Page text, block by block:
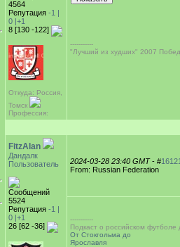
4564
Репутация -1 |
0 |+1
8 [130 -122]
Откуда: Россия,
Томск
Профессия:
-----------
"Лучший из худших" 2007
FitzAlan
Дандалк
Пользователь
Сообщений
5524
Репутация -1 |
0 |+1
26 [62 -36]
2024-03-28 23:40 GMT- #
From: Russian Federation
-----------
Подкаст о российском
От Стокгольма до
Ярославля